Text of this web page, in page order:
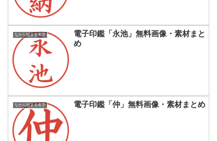
なから始まる名字
電子印鑑「永池」無料画像・素材まと
め
なから始まる名字 電子印鑑「仲」無料画像・素材まとめ